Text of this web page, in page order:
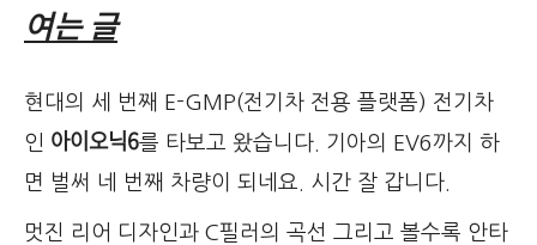
여는 글
현대의 세 번째 E-GMP(전기차 전용 플랫폼) 전기차
인 아이오닉6를 타보고 왔습니다. 기아의 EV6까지 하
면 벌써 네 번째 차량이 되네요. 시간 잘 갑니다.
멋진 리어 디자인과 C필러의 곡선 그리고 볼수록 안타